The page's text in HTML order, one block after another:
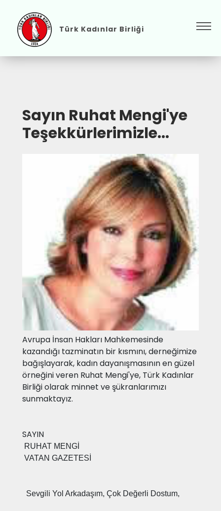
Türk Kadınlar Birliği
Sayın Ruhat Mengi'ye
Teşekkürlerimizle...
Avrupa İnsan Hakları Mahkemesinde
kazandığı tazminatın bir kısmını, derneğimize
bağışlayarak, kadın dayanışmasının en güzel
örneğini veren Ruhat Mengi'ye, Türk Kadınlar
Birliği olarak minnet ve şükranlarımızı
sunmaktayız.
SAYIN
RUHAT MENGİ
VATAN GAZETESİ
Sevgili Yol Arkadaşım, Çok Değerli Dostum,